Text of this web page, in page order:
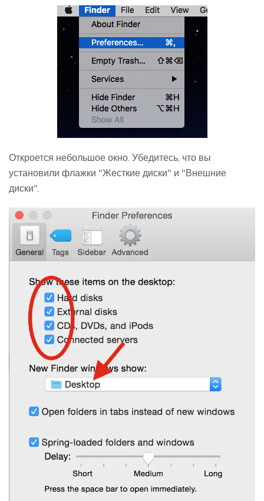
Откроется небольшое окно. Убедитесь, что вы
установили флажки "Жесткие диски" и "Внешние
диски".